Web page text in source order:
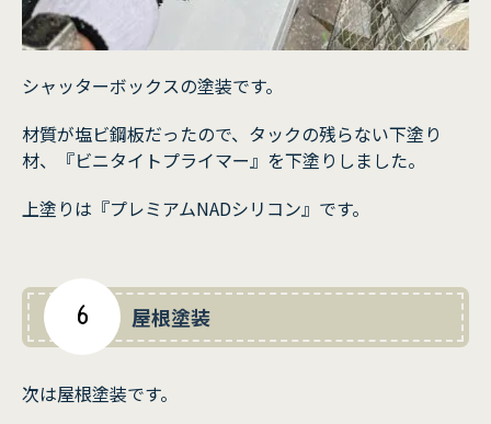
シャッターボックスの塗装です。
材質が塩ビ鋼板だったので、タックの残らない下塗り
材、『ビニタイトプライマー』を下塗りしました。
上塗りは『プレミアムNADシリコン』です。
6 屋根塗装
次は屋根塗装です。